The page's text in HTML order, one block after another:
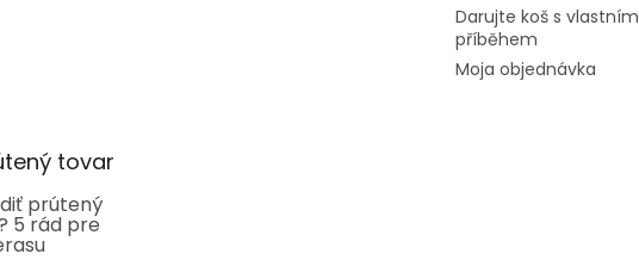
Darujte koš s vlastním
příběhem
Moja objednávka
tovar
prútený
5 rád pre